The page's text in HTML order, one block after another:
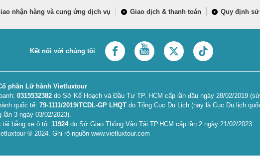
nhận hàng và cung ứng dịch vụ Giao dịch & thanh toán Quy định
Kết nối với chúng tôi
phần Lữ hành Vietluxtour
0315532382 do Sở Kế Hoạch và Đầu Tư TP. HCM cấp lần đầu ngày 28/02/2019
quốc tế:79-1111/2019/TCDL-GP LHQT do Tổng Cục Du Lịch (nay là Cục Du lịch
lần 3 ngày 03/02/2023).
tải bằng xe ô tô:11924do Sở Giao Thông Vận Tải TP.HCM cấp lần 2 ngày 21/02/2023.
® 2024. Ghi rõ nguồn www.vietluxtour.com